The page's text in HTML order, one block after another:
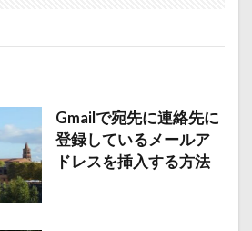
Gmailで宛先に連絡先に
登録しているメールア
ドレスを挿入する方法